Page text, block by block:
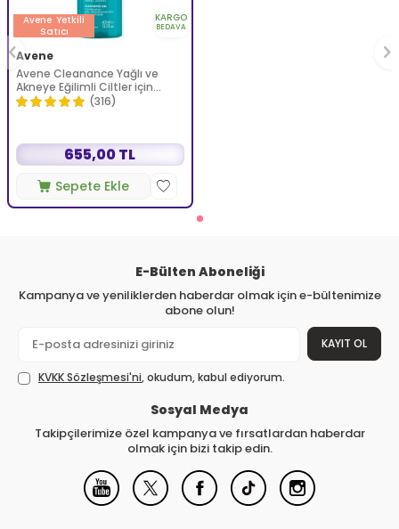
Avene Yetkili
Satıcı
KARGO
BEDAVA
Avene
Avene Cleanance Yağlı ve
Akneye Eğilimli Ciltler için
Matlaştırıcı Yüz Temizleme
(316)
655,00 TL
Sepete Ekle
E-Bülten Aboneliği
Kampanya ve yeniliklerden haberdar olmak için e-bültenimize
abone olun!
KAYIT OL
KVKK Sözleşmesi'ni, okudum, kabul ediyorum.
Sosyal Medya
Takipçilerimize özel kampanya ve fırsatlardan haberdar
olmak için bizi takip edin.